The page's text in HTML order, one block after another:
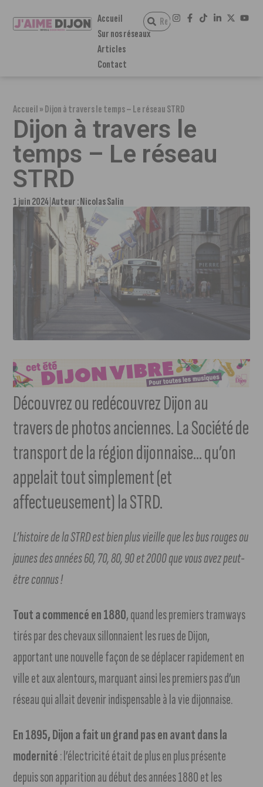
Accueil
Sur nos réseaux
Articles
Contact
Accueil»Dijon à travers le temps – Le réseau STRD
Dijon à travers le
temps – Le réseau
STRD
1 juin 2024 Auteur :Nicolas Salin
Découvrez ou redécouvrez Dijon au
travers de photos anciennes. La Société de
transport de la région dijonnaise… qu’on
appelait tout simplement (et
affectueusement) la STRD.
L’histoire de la STRD est bien plus vieille que les bus rouges ou
jaunes des années 60, 70, 80, 90 et 2000 que vous avez peut-
être connus !
Tout a commencé en 1880, quand les premiers tramways
tirés par des chevaux sillonnaient les rues de Dijon,
apportant une nouvelle façon de se déplacer rapidement en
ville et aux alentours, marquant ainsi les premiers pas d’un
réseau qui allait devenir indispensable à la vie dijonnaise.
En 1895, Dijon a fait un grand pas en avant dans la
modernité: l’électricité était de plus en plus présente
depuis son apparition au début des années 1880 et les